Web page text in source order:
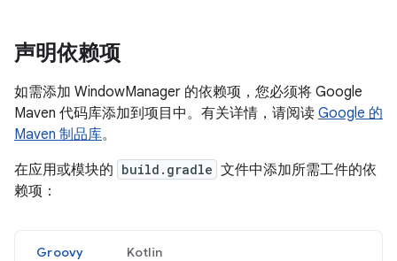
声明依赖项
如需添加 WindowManager 的依赖项，您必须将 Google
Maven 代码库添加到项目中。有关详情，请阅读 Google 的
Maven 制品库。
在应用或模块的 build.gradle 文件中添加所需工件的依
赖项：
Groovy Kotlin